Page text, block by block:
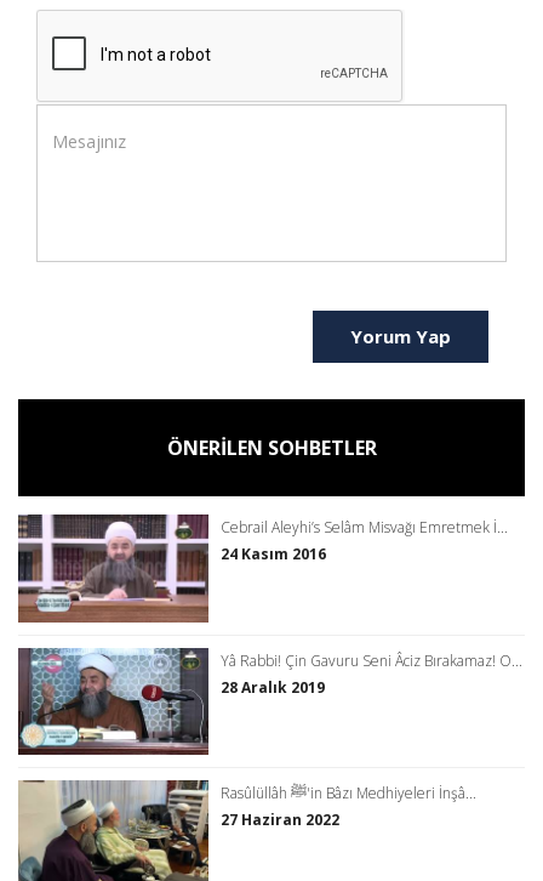
Yorum Yap
ÖNERİLEN SOHBETLER
Cebrail Aleyhi’s Selâm Misvağı Emretmek İ...
24 Kasım 2016
Yâ Rabbi! Çin Gavuru Seni Âciz Bırakamaz! O...
28 Aralık 2019
Rasûlüllâh ﷺ'in Bâzı Medhiyeleri İnşâ...
27 Haziran 2022